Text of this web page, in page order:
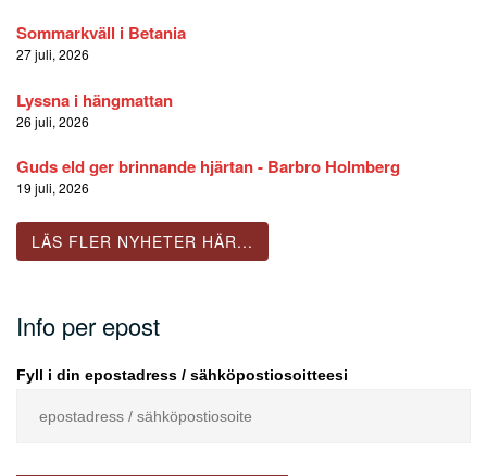
Sommarkväll i Betania
27 juli, 2026
Lyssna i hängmattan
26 juli, 2026
Guds eld ger brinnande hjärtan - Barbro Holmberg
19 juli, 2026
LÄS FLER NYHETER HÄR...
Info per epost
Fyll i din epostadress / sähköpostiosoitteesi